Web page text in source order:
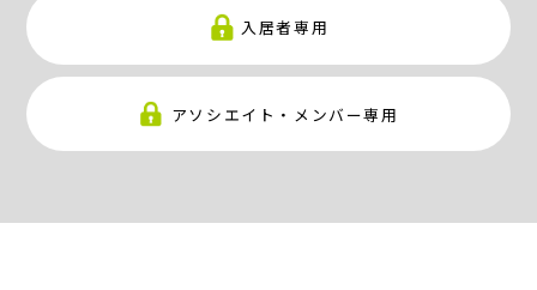
入居者専用
アソシエイト・メンバー専用